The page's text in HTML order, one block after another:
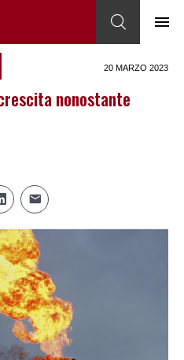
20 MARZO 2023
nonostante